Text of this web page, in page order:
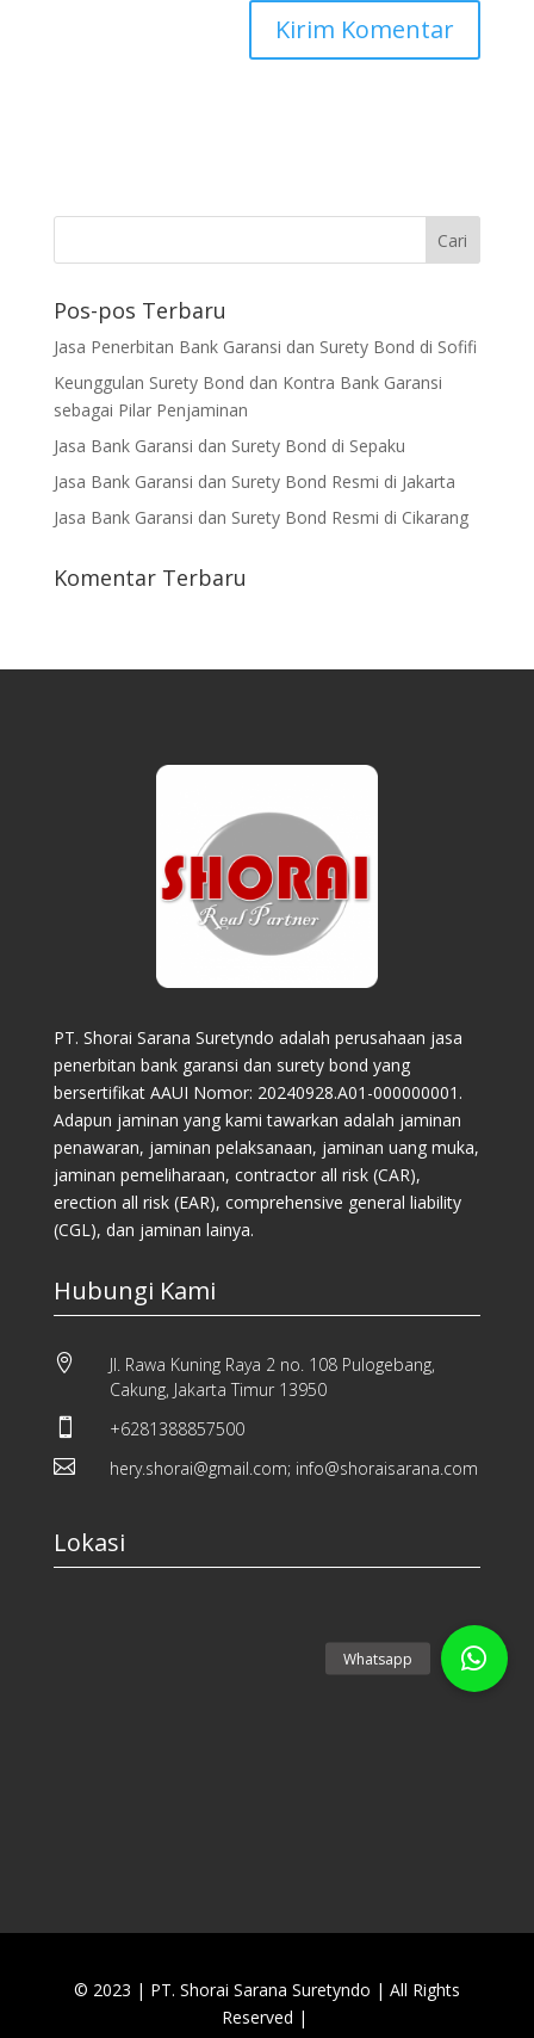
Pos-pos Terbaru
Jasa Penerbitan Bank Garansi dan Surety Bond di Sofifi
Keunggulan Surety Bond dan Kontra Bank Garansi
sebagai Pilar Penjaminan
Jasa Bank Garansi dan Surety Bond di Sepaku
Jasa Bank Garansi dan Surety Bond Resmi di Jakarta
Jasa Bank Garansi dan Surety Bond Resmi di Cikarang
Komentar Terbaru
PT. Shorai Sarana Suretyndo adalah perusahaan jasa
penerbitan bank garansi dan surety bond yang
bersertifikat AAUI Nomor: 20240928.A01-000000001.
Adapun jaminan yang kami tawarkan adalah jaminan
penawaran, jaminan pelaksanaan, jaminan uang muka,
jaminan pemeliharaan, contractor all risk (CAR),
erection all risk (EAR), comprehensive general liability
(CGL), dan jaminan lainya.
Hubungi Kami

Jl. Rawa Kuning Raya 2 no. 108 Pulogebang,
Cakung, Jakarta Timur 13950
 +6281388857500
 hery.shorai@gmail.com; info@shoraisarana.com
Lokasi
© 2023 | PT. Shorai Sarana Suretyndo | All Rights
Reserved |